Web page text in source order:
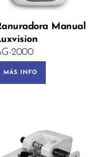
Manual
2000
MÁS INFO